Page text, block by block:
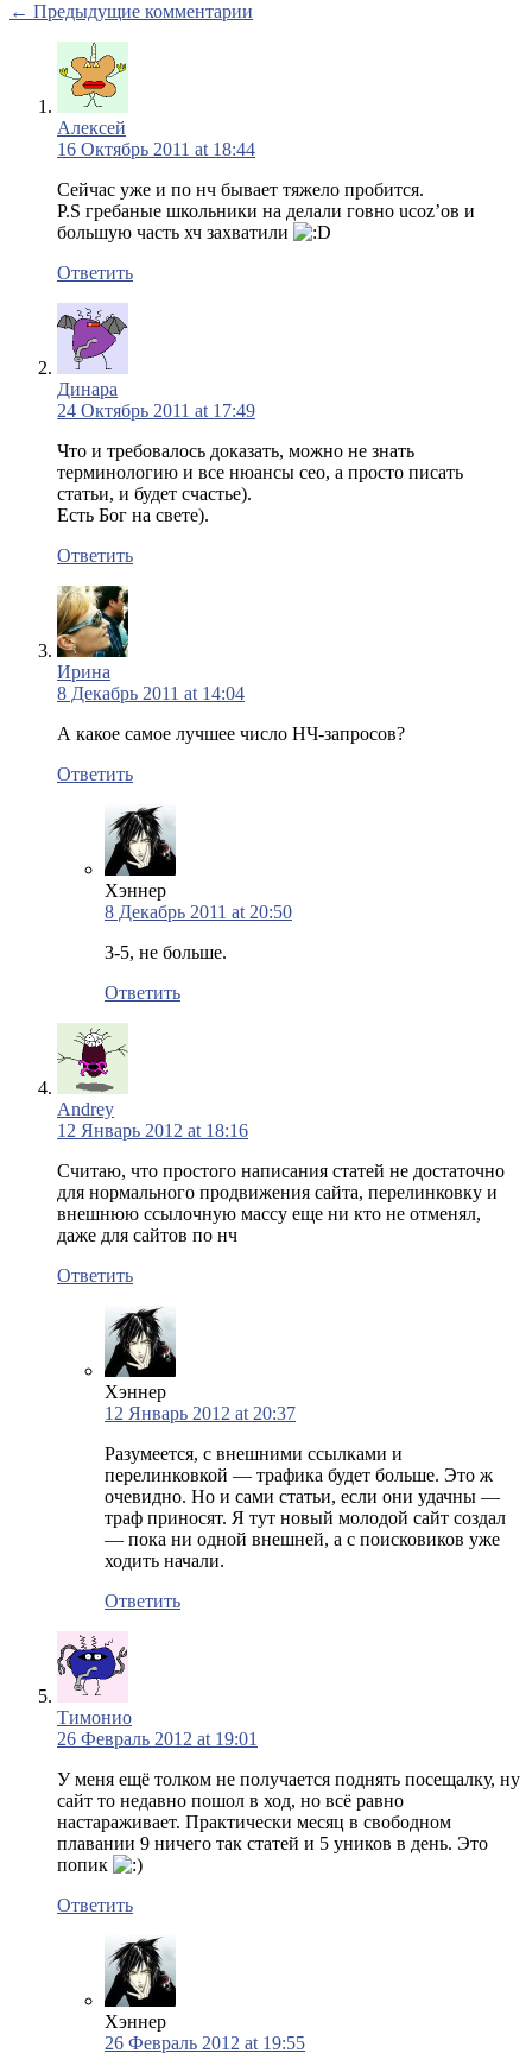
← Предыдущие комментарии
Алексей
16 Октябрь 2011 at 18:44
Сейчас уже и по нч бывает тяжело пробится.
P.S гребаные школьники на делали говно ucoz’ов и
большую часть хч захватили
Ответить
Динара
24 Октябрь 2011 at 17:49
Что и требовалось доказать, можно не знать
терминологию и все нюансы сео, а просто писать
статьи, и будет счастье).
Есть Бог на свете).
Ответить
Ирина
8 Декабрь 2011 at 14:04
А какое самое лучшее число НЧ-запросов?
Ответить
Хэннер
8 Декабрь 2011 at 20:50
3-5, не больше.
Ответить
Andrey
12 Январь 2012 at 18:16
Считаю, что простого написания статей не достаточно
для нормального продвижения сайта, перелинковку и
внешнюю ссылочную массу еще ни кто не отменял,
даже для сайтов по нч
Ответить
Хэннер
12 Январь 2012 at 20:37
Разумеется, с внешними ссылками и
перелинковкой — трафика будет больше. Это ж
очевидно. Но и сами статьи, если они удачны —
траф приносят. Я тут новый молодой сайт создал
— пока ни одной внешней, а с поисковиков уже
ходить начали.
Ответить
Тимонио
26 Февраль 2012 at 19:01
У меня ещё толком не получается поднять посещалку, ну
сайт то недавно пошол в ход, но всё равно
настараживает. Практически месяц в свободном
плавании 9 ничего так статей и 5 уников в день. Это
попик
Ответить
Хэннер
26 Февраль 2012 at 19:55